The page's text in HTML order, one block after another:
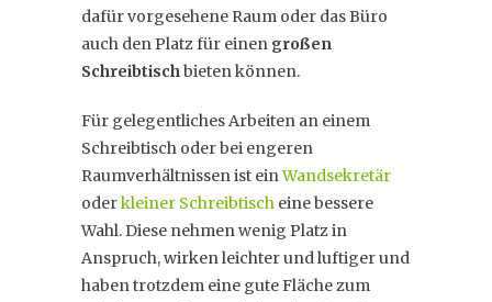
dafür vorgesehene Raum oder das Büro
auch den Platz für einen großen
Schreibtischbieten können.
Für gelegentliches Arbeiten an einem
Schreibtisch oder bei engeren
Raumverhältnissen ist einWandsekretär
oderkleiner Schreibtisch eine bessere
Wahl. Diese nehmen wenig Platz in
Anspruch, wirken leichter und luftiger und
haben trotzdem eine gute Fläche zum